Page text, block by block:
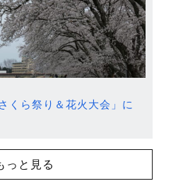
くら祭り＆花火大会」に
っと見る